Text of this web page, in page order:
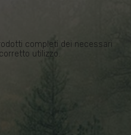
completi dei necessari
utilizzo.